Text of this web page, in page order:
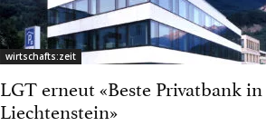
wirtschafts:zeit
LGT erneut «Beste Privatbank in
Liechtenstein»